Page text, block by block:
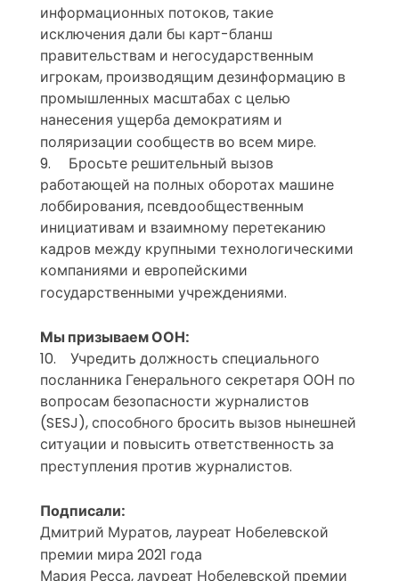
информационных потоков, такие
исключения дали бы карт-бланш
правительствам и негосударственным
игрокам, производящим дезинформацию в
промышленных масштабах с целью
нанесения ущерба демократиям и
поляризации сообществ во всем мире.
9. Бросьте решительный вызов
работающей на полных оборотах машине
лоббирования, псевдообщественным
инициативам и взаимному перетеканию
кадров между крупными технологическими
компаниями и европейскими
государственными учреждениями.
Мы призываем ООН:
10. Учредить должность специального
посланника Генерального секретаря ООН по
вопросам безопасности журналистов
(SESJ), способного бросить вызов нынешней
ситуации и повысить ответственность за
преступления против журналистов.
Подписали:
Дмитрий Муратов, лауреат Нобелевской
премии мира 2021 года
Мария Ресса, лауреат Нобелевской премии